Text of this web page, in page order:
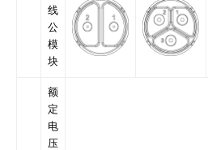
线
公
模
块
额
定
电
压